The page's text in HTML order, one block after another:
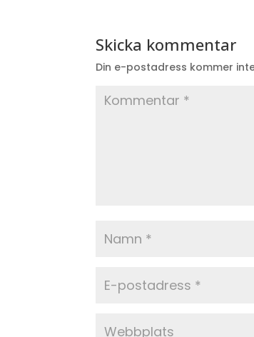
Skicka kommentar
Din e-postadress kommer